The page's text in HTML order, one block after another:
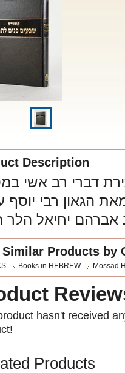
Description
דברי רב אשי
הגאון רבי יוסף
אברהם יחיאל הלר
Similar Products by
Books in HEBREW Mossad
hasn't received
Products